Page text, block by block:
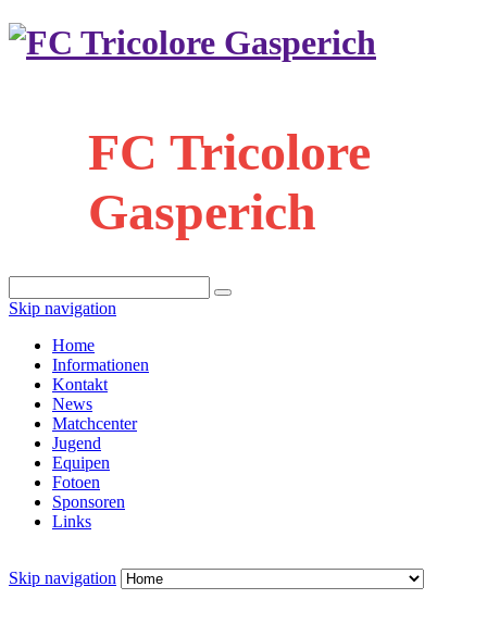
FC Tricolore
Gasperich
Skip navigation
Home
Informationen
Kontakt
News
Matchcenter
Jugend
Equipen
Fotoen
Sponsoren
Links
Skip navigation